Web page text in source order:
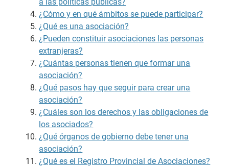
¿Cómo y en qué ámbitos se puede participar?
¿Qué es una asociación?
¿Pueden constituir asociaciones las personas
extranjeras?
¿Cuántas personas tienen que formar una
asociación?
¿Qué pasos hay que seguir para crear una
asociación?
¿Cuáles son los derechos y las obligaciones de
los asociados?
¿Qué órganos de gobierno debe tener una
asociación?
¿Qué es el Registro Provincial de Asociaciones?